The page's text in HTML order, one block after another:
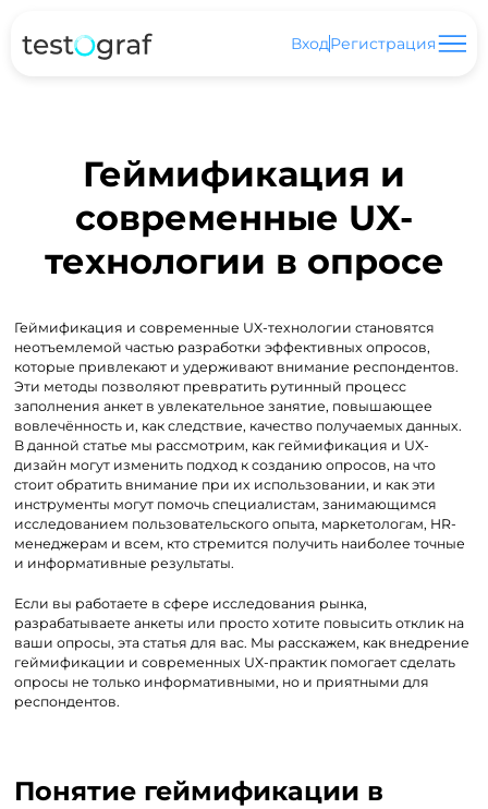
ВходРегистрация
Геймификация и
современные UX-
технологии в опросе
Геймификация и современные UX-технологии становятся
неотъемлемой частью разработки эффективных опросов,
которые привлекают и удерживают внимание респондентов.
Эти методы позволяют превратить рутинный процесс
заполнения анкет в увлекательное занятие, повышающее
вовлечённость и, как следствие, качество получаемых данных.
В данной статье мы рассмотрим, как геймификация и UX-
дизайн могут изменить подход к созданию опросов, на что
стоит обратить внимание при их использовании, и как эти
инструменты могут помочь специалистам, занимающимся
исследованием пользовательского опыта, маркетологам, HR-
менеджерам и всем, кто стремится получить наиболее точные
и информативные результаты.
Если вы работаете в сфере исследования рынка,
разрабатываете анкеты или просто хотите повысить отклик на
ваши опросы, эта статья для вас. Мы расскажем, как внедрение
геймификации и современных UX-практик помогает сделать
опросы не только информативными, но и приятными для
респондентов.
Понятие геймификации в